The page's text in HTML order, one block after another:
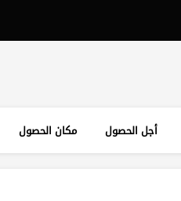
مكان الحصول أجل الحصول